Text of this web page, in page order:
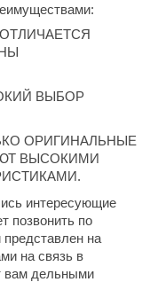
ВЫБОР
ОРИГИНАЛЬНЫЕ
ВЫСОКИМИ
интересующие
позвонить по
на
на связь в
вам дельными